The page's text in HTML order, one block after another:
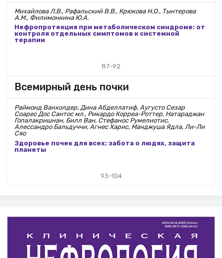
Михайлова Л.В., Рафальский В.В., Крюкова Н.О., Тынтерова
А.М., Филимонкина Ю.А.
Нефропротекция при метаболическом синдроме: от
контроля отдельных симптомов к системной
терапии
87-92
Всемирный день почки
Раймонд Ванхолдер, Дина Абделлатиф, Аугусто Сезар
Соарес Дос Сантос мл., Рикардо Корреа-Роттер, Натараджан
Гопалакришнан, Билл Ван, Стефанос Румелиотис,
Алессандро Бальдуччи, Агнес Харис, Манджуша Ядла, Ли-Ли
Сяо
Здоровье почек для всех: забота о людях, защита
планеты
93-104